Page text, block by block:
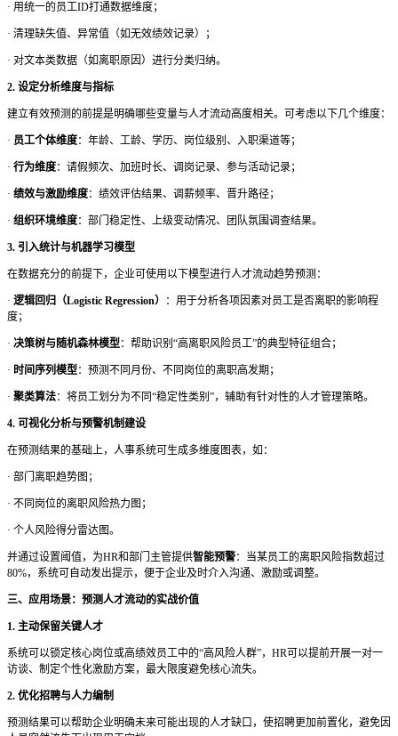
· 用统一的员工ID打通数据维度；
· 清理缺失值、异常值（如无效绩效记录）；
· 对文本类数据（如离职原因）进行分类归纳。
2. 设定分析维度与指标
建立有效预测的前提是明确哪些变量与人才流动高度相关。可考虑以下几个维度：
· 员工个体维度：年龄、工龄、学历、岗位级别、入职渠道等；
· 行为维度：请假频次、加班时长、调岗记录、参与活动记录；
· 绩效与激励维度：绩效评估结果、调薪频率、晋升路径；
· 组织环境维度：部门稳定性、上级变动情况、团队氛围调查结果。
3. 引入统计与机器学习模型
在数据充分的前提下，企业可使用以下模型进行人才流动趋势预测：
· 逻辑回归（Logistic Regression）
：用于分析各项因素对员工是否离职的影响程
度；
· 决策树与随机森林模型：帮助识别 “高离职风险员工”的典型特征组合；
· 时间序列模型：预测不同月份、不同岗位的离职高发期；
· 聚类算法：将员工划分为不同 “稳定性类别”，辅助有针对性的人才管理策略。
4. 可视化分析与预警机制建设
在预测结果的基础上，人事系统可生成多维度图表，如：
· 部门离职趋势图；
· 不同岗位的离职风险热力图；
· 个人风险得分雷达图。
并通过设置阈值，为HR和部门主管提供智能预警：当某员工的离职风险指数超过
80%，系统可自动发出提示，便于企业及时介入沟通、激励或调整。
三、应用场景：预测人才流动的实战价值
1. 主动保留关键人才
系统可以锁定核心岗位或高绩效员工中的“高风险人群”，HR可以提前开展一对一
访谈、制定个性化激励方案，最大限度避免核心流失。
2. 优化招聘与人力编制
预测结果可以帮助企业明确未来可能出现的人才缺口，使招聘更加前置化，避免因